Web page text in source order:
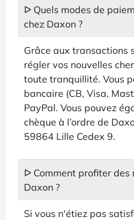
ᐅ Quels modes de
chez Daxon ?
Grâce aux transactions
régler vos nouvelles
toute tranquillité. Vous
bancaire (CB, Visa,
PayPal. Vous pouvez
chèque à l’ordre de
59864 Lille Cedex 9.
ᐅ Comment profiter
Daxon ?
Si vous n'étiez pas